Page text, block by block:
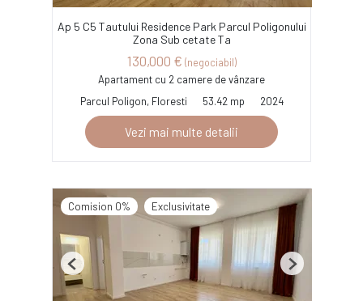
Ap 5 C5 Tautului Residence Park Parcul Poligonului
Zona Sub cetate Ta
130,000 € (negociabil)
Apartament cu 2 camere de vânzare
Parcul Poligon, Floresti
53.42 mp 2024
Vezi mai multe detalii
Comision 0% Exclusivitate
Previous Next